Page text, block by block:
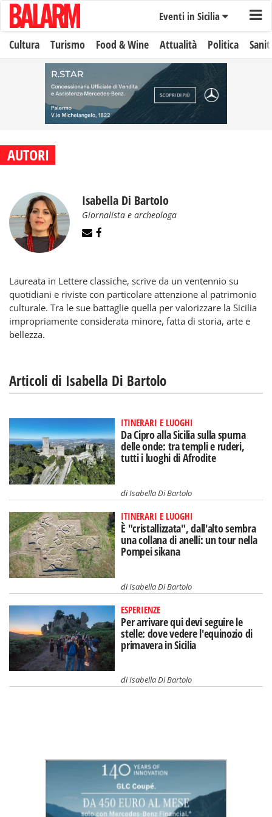
Eventi in Sicilia
Cultura Turismo Food & Wine Attualità Politica
AUTORI
Isabella Di Bartolo
Giornalista e archeologa
Laureata in Lettere classiche, scrive da un ventennio su
quotidiani e riviste con particolare attenzione al patrimonio
culturale. Tra le sue battaglie quella per valorizzare la Sicilia
impropriamente considerata minore, fatta di storia, arte e
bellezza.
Articoli di Isabella Di Bartolo
ITINERARI E LUOGHI
Da Cipro alla Sicilia sulla spuma
delle onde: tra templi e ruderi,
tutti i luoghi di Afrodite
diIsabella Di Bartolo
ITINERARI E LUOGHI
È "cristallizzata", dall'alto sembra
una collana di anelli: un tour nella
Pompei sikana
diIsabella Di Bartolo
ESPERIENZE
Per arrivare qui devi seguire le
stelle: dove vedere l'equinozio di
primavera in Sicilia
diIsabella Di Bartolo